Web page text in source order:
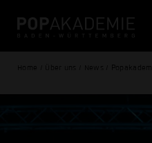
Home / Über uns / News /